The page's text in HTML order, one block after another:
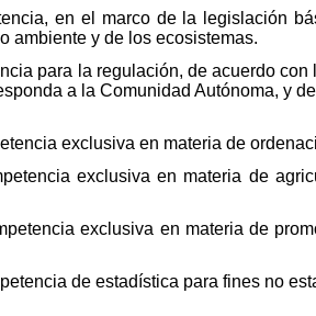
en el marco de la legislación
ambiente y de los ecosistemas.
para la regulación, de acuerdo
a la Comunidad Autónoma, y
exclusiva en materia de
exclusiva en materia de
exclusiva en materia de
de estadística para fines no